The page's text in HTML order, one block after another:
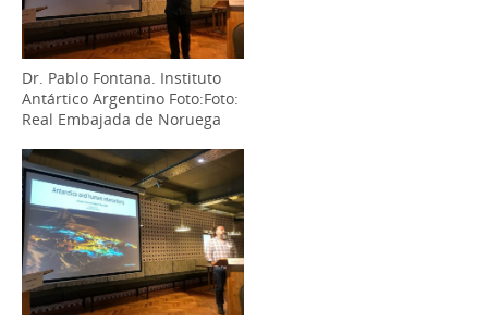
Dr. Pablo Fontana. Instituto
Antártico Argentino Foto:Foto:
Real Embajada de Noruega